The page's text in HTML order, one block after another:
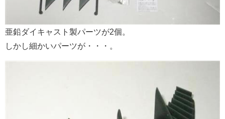
亜鉛ダイキャスト製パーツが2個。
しかし細かいパーツが・・・。